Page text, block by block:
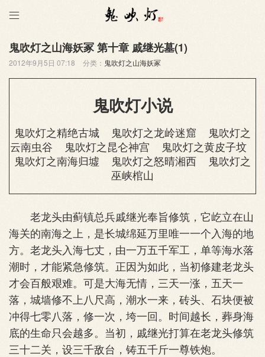

鬼吹灯之山海妖冢 第十章 戚继光墓(1)
2012年9月5日 07:18 分类： 鬼吹灯之山海妖冢
鬼吹灯小说
鬼吹灯之精绝古城 鬼吹灯之龙岭迷窟
鬼吹灯之
云南虫谷
鬼吹灯之昆仑神宫
鬼吹灯之黄皮子坟
鬼吹灯之南海归墟
鬼吹灯之怒晴湘西
鬼吹灯之
巫峡棺山
老龙头由蓟镇总兵戚继光奉旨修筑，它屹立在山
海关的南海之上，是长城绵延万里唯一一个入海的地
方。老龙头入海七丈，由一万五千军工，单等海水落
潮时，才能紧急修筑。正因为如此，当初修建老龙头
才会百般艰难。可是大海无情，三天一涨，五天一
落，城墙修不上八尺高，潮水一来，砖头、石块便被
冲得七零八落，修一次，垮一回。时间越长，葬身海
底的生命只会越多。当初，戚继光打算在老龙头修筑
三十二关，设三千敌台，铸五千斤一尊铁炮。